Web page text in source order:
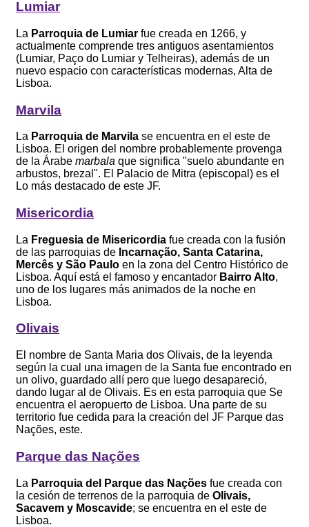
Lumiar
La Parroquia de Lumiar fue creada en 1266, y
actualmente comprende tres antiguos asentamientos
(Lumiar, Paço do Lumiar y Telheiras), además de un
nuevo espacio con características modernas, Alta de
Lisboa.
Marvila
La Parroquia de Marvila se encuentra en el este de
Lisboa. El origen del nombre probablemente provenga
de la Árabe marbala que significa "suelo abundante en
arbustos, brezal". El Palacio de Mitra (episcopal) es el
Lo más destacado de este JF.
Misericordia
La Freguesia de Misericordia fue creada con la fusión
de las parroquias de Incarnação, Santa Catarina,
Mercês y São Paulo en la zona del Centro Histórico de
Lisboa. Aquí está el famoso y encantador Bairro Alto,
uno de los lugares más animados de la noche en
Lisboa.
Olivais
El nombre de Santa Maria dos Olivais, de la leyenda
según la cual una imagen de la Santa fue encontrado en
un olivo, guardado allí pero que luego desapareció,
dando lugar al de Olivais. Es en esta parroquia que Se
encuentra el aeropuerto de Lisboa. Una parte de su
territorio fue cedida para la creación del JF Parque das
Nações, este.
Parque das Nações
La Parroquia del Parque das Nações fue creada con
la cesión de terrenos de la parroquia de Olivais,
Sacavem y Moscavide; se encuentra en el este de
Lisboa.